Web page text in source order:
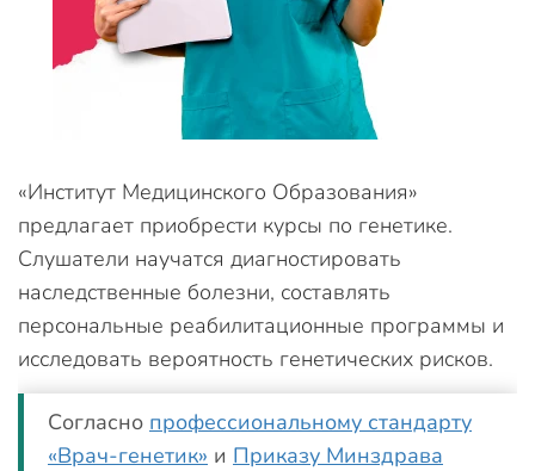
«Институт Медицинского Образования»
предлагает приобрести курсы по генетике.
Слушатели научатся диагностировать
наследственные болезни, составлять
персональные реабилитационные программы и
исследовать вероятность генетических рисков.
Согласно профессиональному стандарту
«Врач-генетик» и Приказу Минздрава